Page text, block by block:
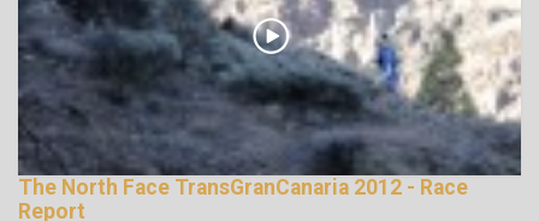
The North Face TransGranCanaria 2012 - Race
Report